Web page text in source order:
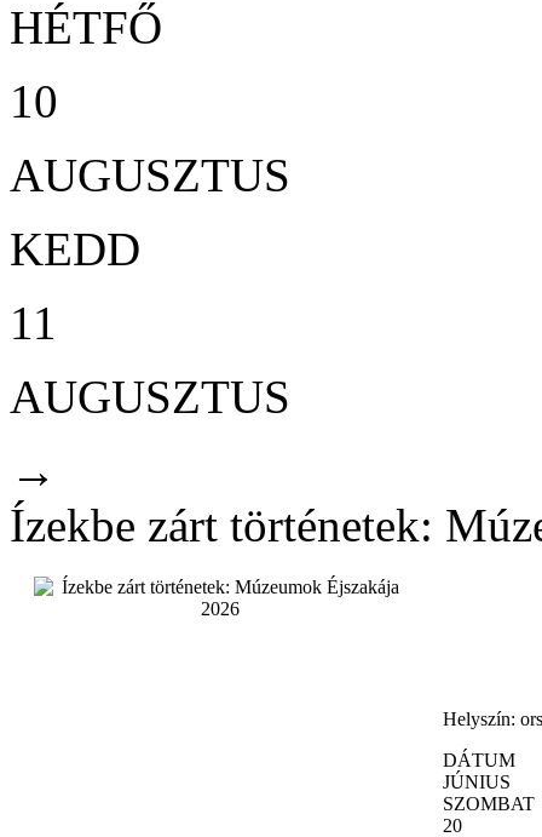
HÉTFŐ
10
AUGUSZTUS
KEDD
11
AUGUSZTUS
→
Ízekbe zárt történetek:
Helyszín:
DÁTUM
JÚNIUS
SZOMBAT
20